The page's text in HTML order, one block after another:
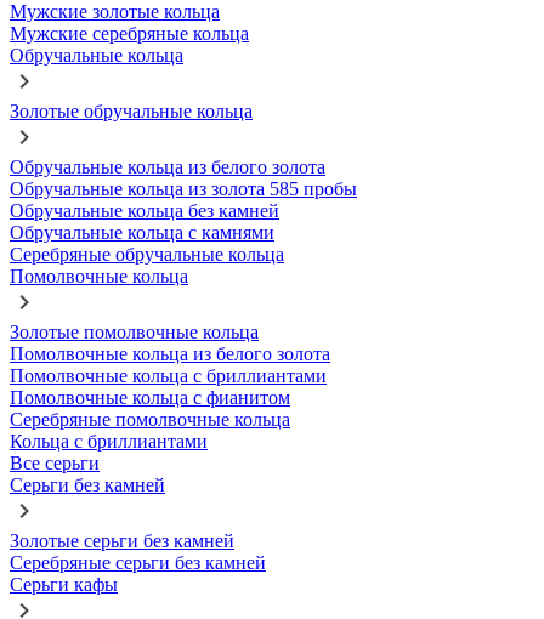
Мужские золотые кольца
Мужские серебряные кольца
Обручальные кольца
Золотые обручальные кольца
Обручальные кольца из белого золота
Обручальные кольца из золота 585 пробы
Обручальные кольца без камней
Обручальные кольца с камнями
Серебряные обручальные кольца
Помолвочные кольца
Золотые помолвочные кольца
Помолвочные кольца из белого золота
Помолвочные кольца с бриллиантами
Помолвочные кольца с фианитом
Серебряные помолвочные кольца
Кольца с бриллиантами
Все серьги
Серьги без камней
Золотые серьги без камней
Серебряные серьги без камней
Серьги кафы